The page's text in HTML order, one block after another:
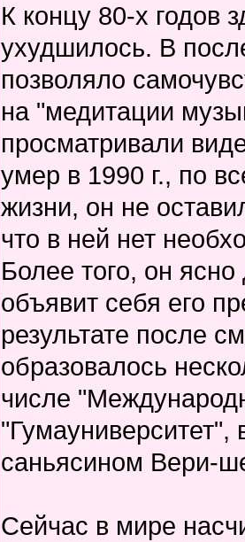
К концу 80-х годов
ухудшилось. В
позволяло
на "медитации
просматривали
умер в 1990 г., по
жизни, он не
что в ней нет
Более того, он
объявит себя его
результате после
образовалось
числе
"Гумауниверситет",
саньясином Вери-
Сейчас в мире